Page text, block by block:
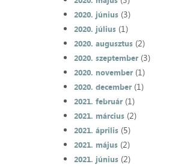
2020. június(3)
2020. július(1)
2020. augusztus(2)
2020. szeptember(3)
2020. november(1)
2020. december(1)
2021. február(1)
2021. március(2)
2021. április(5)
2021. május(2)
2021. június(2)